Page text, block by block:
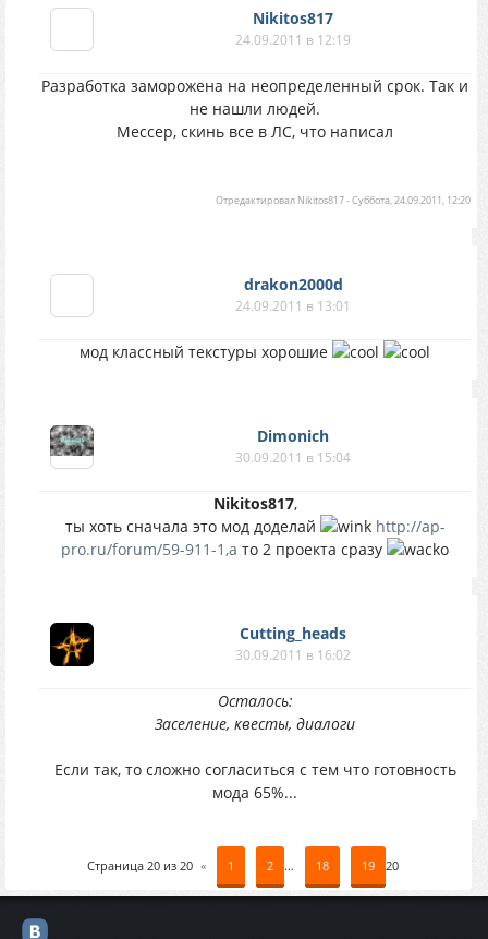
Nikitos817
24.09.2011 в 12:19
Разработка заморожена на неопределенный срок. Так и
не нашли людей.
Мессер, скинь все в ЛС, что написал
Отредактировал Nikitos817-Суббота, 24.09.2011, 12:20
drakon2000d
24.09.2011 в 13:01
мод классный текстуры хорошие
Dimonich
30.09.2011 в 15:04
Nikitos817,
ты хоть сначала это мод доделай
http://ap-
pro.ru/forum/59-911-1,а то 2 проекта сразу
Cutting_heads
30.09.2011 в 16:02
Осталось:
Заселение, квесты, диалоги
Если так, то сложно согласиться с тем что готовность
мода 65%...
Страница 20из 20 « 1 2 … 18 19 20